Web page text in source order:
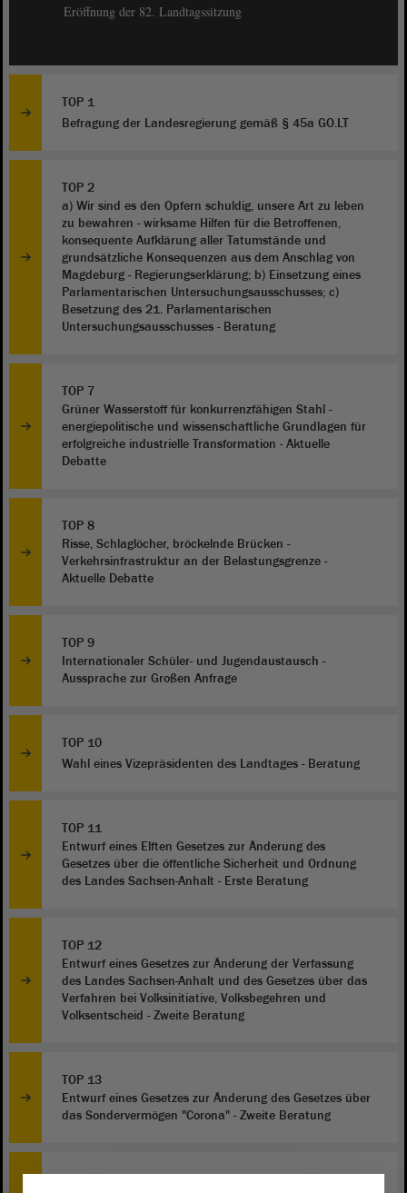
Eröffnung der 82. Landtagssitzung
TOP 1
Befragung der Landesregierung gemäß § 45a GO.LT
TOP 2
a) Wir sind es den Opfern schuldig, unsere Art zu leben
zu bewahren - wirksame Hilfen für die Betroffenen,
konsequente Aufklärung aller Tatumstände und
grundsätzliche Konsequenzen aus dem Anschlag von
Magdeburg - Regierungserklärung; b) Einsetzung eines
Parlamentarischen Untersuchungsausschusses; c)
Besetzung des 21. Parlamentarischen
Untersuchungsausschusses - Beratung
TOP 7
Grüner Wasserstoff für konkurrenzfähigen Stahl -
energiepolitische und wissenschaftliche Grundlagen für
erfolgreiche industrielle Transformation - Aktuelle
Debatte
TOP 8
Risse, Schlaglöcher, bröckelnde Brücken -
Verkehrsinfrastruktur an der Belastungsgrenze -
Aktuelle Debatte
TOP 9
Internationaler Schüler- und Jugendaustausch -
Aussprache zur Großen Anfrage
TOP 10
Wahl eines Vizepräsidenten des Landtages - Beratung
TOP 11
Entwurf eines Elften Gesetzes zur Änderung des
Gesetzes über die öffentliche Sicherheit und Ordnung
des Landes Sachsen-Anhalt - Erste Beratung
TOP 12
Entwurf eines Gesetzes zur Änderung der Verfassung
des Landes Sachsen-Anhalt und des Gesetzes über das
Verfahren bei Volksinitiative, Volksbegehren und
Volksentscheid - Zweite Beratung
TOP 13
Entwurf eines Gesetzes zur Änderung des Gesetzes über
das Sondervermögen "Corona" - Zweite Beratung